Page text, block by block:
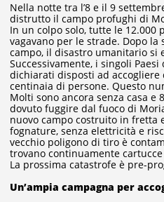
Nella notte tra l’8 e il 9
distrutto il campo profughi di
In un colpo solo, tutte le 12.000
vagavano per le strade. Dopo
campo, il disastro umanitario si
Successivamente, i singoli Paesi
dichiarati disposti ad accogliere
centinaia di persone. Questo
Molti sono ancora senza casa e
dovuto fuggire dal fuoco di
nuovo campo costruito in fretta
fognature, senza elettricità e
vecchio poligono di tiro è
trovano continuamente
La prossima catastrofe è pre-
Un’ampia campagna per